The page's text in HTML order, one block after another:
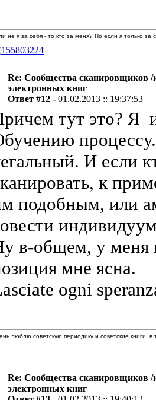
не я за себя - то кто за меня? Но если я только
Re: Сообщества сканировщиков /
электронных книг
Ответ #12 -01.02.2013 :: 19:37:53
тут это? Я
И если
к
подобным, или
в-общем, у меня
мне ясна.
ogni
люблю советскую периодику и советские книги,
Re: Сообщества сканировщиков /
электронных книг